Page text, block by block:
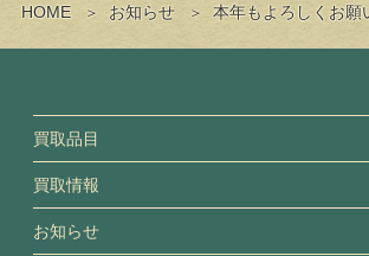
HOME お知らせ 本年もよろしくお願
買取品目
買取情報
お知らせ